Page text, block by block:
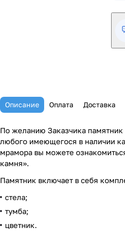
Описание Оплата Доставка
По желанию Заказчика
любого имеющегося в наличии
мрамора вы можете
камня».
Памятник включает в себя
стела;
тумба;
цветник.